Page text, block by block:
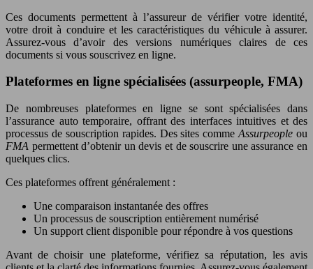
Ces documents permettent à l’assureur de vérifier votre identité,
votre droit à conduire et les caractéristiques du véhicule à assurer.
Assurez-vous d’avoir des versions numériques claires de ces
documents si vous souscrivez en ligne.
Plateformes en ligne spécialisées (assurpeople, FMA)
De nombreuses plateformes en ligne se sont spécialisées dans
l’assurance auto temporaire, offrant des interfaces intuitives et des
processus de souscription rapides. Des sites commeAssurpeople ou
FMA permettent d’obtenir un devis et de souscrire une assurance en
quelques clics.
Ces plateformes offrent généralement :
Une comparaison instantanée des offres
Un processus de souscription entièrement numérisé
Un support client disponible pour répondre à vos questions
Avant de choisir une plateforme, vérifiez sa réputation, les avis